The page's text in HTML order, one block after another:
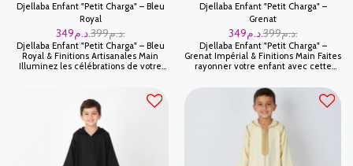
Djellaba Enfant "Petit Charga" – Bleu
Royal
399 د.م. 349 د.م.
Djellaba Enfant "Petit Charga" – Bleu
Royal & Finitions Artisanales Main
Illuminez les célébrations de votre
maîtresse de notre collection enfant,
cette djellaba marie une couleur
impériale à un savoir-faire de haute
précision. Grâce à ses finitions faites
main, elle offre un tombé noble et
une qualité d'exception pour tous les
moments mémorables.
Djellaba Enfant "Petit Charga" –
Grenat
399 د.م. 349 د.م.
Djellaba Enfant "Petit Charga" –
Grenat Impérial & Finitions Main Faites
rayonner votre enfant avec cette
profond et majestueux. Cette couleur
intense, symbole de noblesse et de
fête, est magnifiée par un travail
artisanal de haute précision. C'est la
tenue idéale pour les grandes
occasions où l'élégance traditionnelle
rencontre le dynamisme de la
jeunesse.